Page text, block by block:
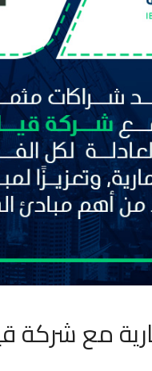
مع شركة